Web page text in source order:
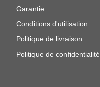
Garantie
Conditions d'utilisation
Politique de livraison
Politique de confidentialité